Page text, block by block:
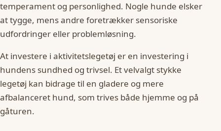
temperament og personlighed. Nogle hunde elsker
at tygge, mens andre foretrækker sensoriske
udfordringer eller problemløsning.
At investere i aktivitetslegetøj er en investering i
hundens sundhed og trivsel. Et velvalgt stykke
legetøj kan bidrage til en gladere og mere
afbalanceret hund, som trives både hjemme og på
gåturen.